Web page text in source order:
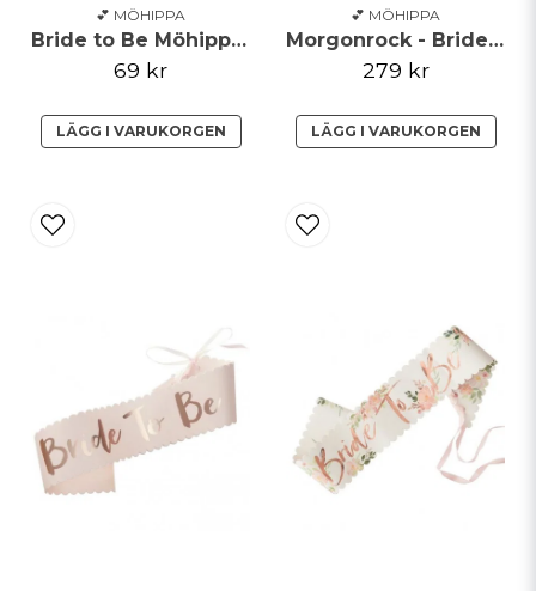
💕 MÖHIPPA
Bride to Be Möhippa Party Solglasögon
69 kr
LÄGG I VARUKORGEN
💕 MÖHIPPA
Morgonrock - Brides Besties
279 kr
LÄGG I VARUKORGEN